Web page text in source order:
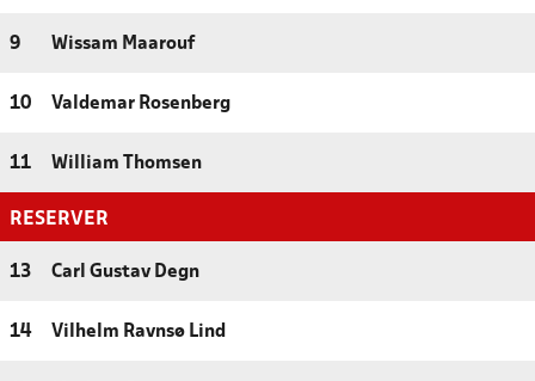
9 Wissam Maarouf
10 Valdemar Rosenberg
11 William Thomsen
RESERVER
13 Carl Gustav Degn
14 Vilhelm Ravnsø Lind